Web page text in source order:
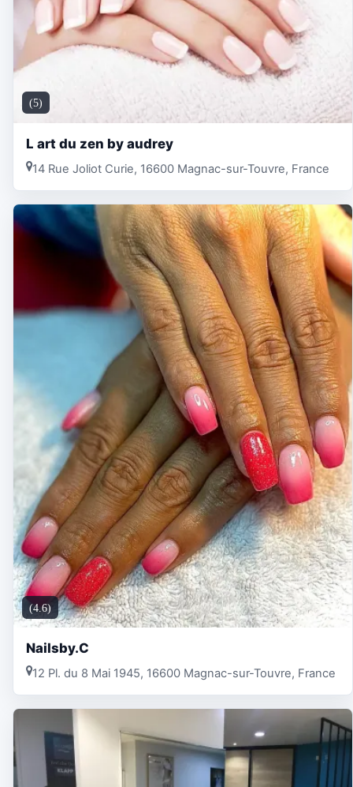
(5)
L art du zen by audrey
14 Rue Joliot Curie, 16600 Magnac-sur-Touvre, France
(4.6)
Nailsby.C
12 Pl. du 8 Mai 1945, 16600 Magnac-sur-Touvre, France